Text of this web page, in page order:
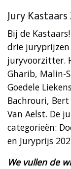
Jury Kastaars
Bij de
drie
juryvoorzitter.
Gharib, Malin-
Goedele
Bachrouri, Bert
Van Aelst. De
categorieën:
en Juryprijs
We vullen de